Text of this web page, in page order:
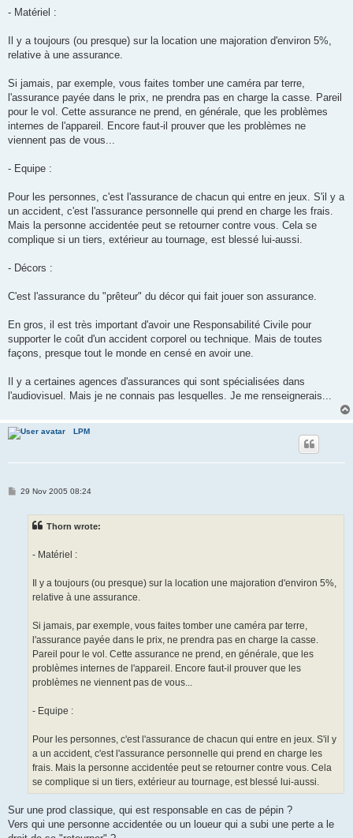
- Matériel :
Il y a toujours (ou presque) sur la location une majoration d'environ 5%,
relative à une assurance.
Si jamais, par exemple, vous faites tomber une caméra par terre,
l'assurance payée dans le prix, ne prendra pas en charge la casse. Pareil
pour le vol. Cette assurance ne prend, en générale, que les problèmes
internes de l'appareil. Encore faut-il prouver que les problèmes ne
viennent pas de vous...
- Equipe :
Pour les personnes, c'est l'assurance de chacun qui entre en jeux. S'il y a
un accident, c'est l'assurance personnelle qui prend en charge les frais.
Mais la personne accidentée peut se retourner contre vous. Cela se
complique si un tiers, extérieur au tournage, est blessé lui-aussi.
- Décors :
C'est l'assurance du "prêteur" du décor qui fait jouer son assurance.
En gros, il est très important d'avoir une Responsabilité Civile pour
supporter le coût d'un accident corporel ou technique. Mais de toutes
façons, presque tout le monde en censé en avoir une.
Il y a certaines agences d'assurances qui sont spécialisées dans
l'audiovisuel. Mais je ne connais pas lesquelles. Je me renseignerais...
LPM
P29 Nov 2005 08:24
Thorn wrote:
- Matériel :
Il y a toujours (ou presque) sur la location une majoration d'environ 5%,
relative à une assurance.
Si jamais, par exemple, vous faites tomber une caméra par terre,
l'assurance payée dans le prix, ne prendra pas en charge la casse.
Pareil pour le vol. Cette assurance ne prend, en générale, que les
problèmes internes de l'appareil. Encore faut-il prouver que les
problèmes ne viennent pas de vous...
- Equipe :
Pour les personnes, c'est l'assurance de chacun qui entre en jeux. S'il y
a un accident, c'est l'assurance personnelle qui prend en charge les
frais. Mais la personne accidentée peut se retourner contre vous. Cela
se complique si un tiers, extérieur au tournage, est blessé lui-aussi.
Sur une prod classique, qui est responsable en cas de pépin ?
Vers qui une personne accidentée ou un loueur qui a subi une perte a le